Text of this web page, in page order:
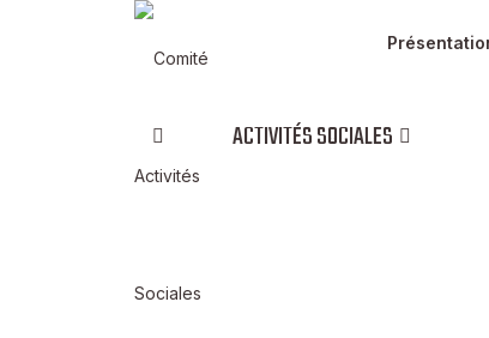
ACTIVITÉS SOCIALES